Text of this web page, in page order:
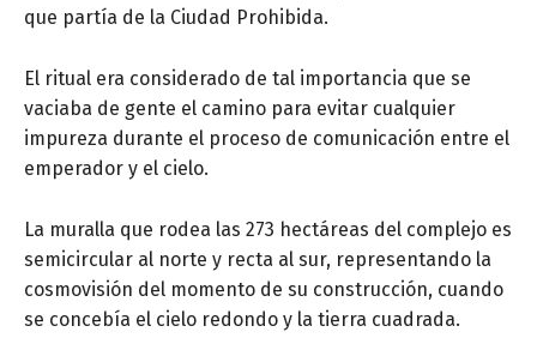
que partía de la Ciudad Prohibida.
El ritual era considerado de tal importancia que se
vaciaba de gente el camino para evitar cualquier
impureza durante el proceso de comunicación entre el
emperador y el cielo.
La muralla que rodea las 273 hectáreas del complejo es
semicircular al norte y recta al sur, representando la
cosmovisión del momento de su construcción, cuando
se concebía el cielo redondo y la tierra cuadrada.